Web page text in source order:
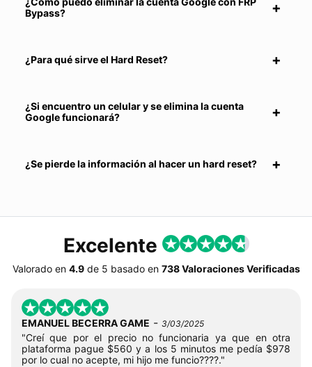
Bypass?
¿Para qué sirve el Hard Reset?
¿Si encuentro un celular y se elimina la cuenta
Google funcionará?
¿Se pierde la información al hacer un hard reset?
Excelente
Valorado en 4.9de 5 basado en 738 Valoraciones Verificadas
EMANUEL BECERRA GAME - 3/03/2025
"Creí que por el precio no funcionaria ya que en otra
plataforma pague $560 y a los 5 minutos me pedía $978
por lo cual no acepte, mi hijo me funcio????."